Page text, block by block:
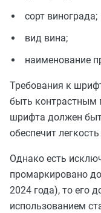
сорт винограда;
вид вина;
наименование
Требования к
быть контрастным
шрифта должен
обеспечит
Однако есть
промаркировано
2024 года), то его
использованием